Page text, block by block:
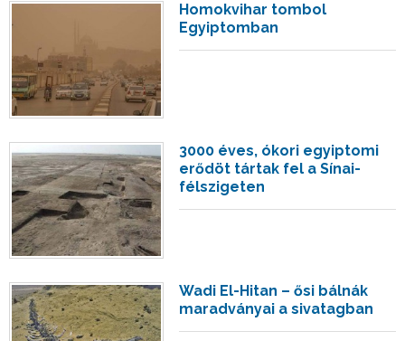
Homokvihar tombol
Egyiptomban
3000 éves, ókori egyiptomi
erődöt tártak fel a Sínai-
félszigeten
Wadi El-Hitan – ősi bálnák
maradványai a sivatagban